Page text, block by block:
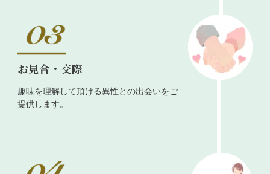
お見合・交際
趣味を理解して頂ける異性との出会いをご
提供します。